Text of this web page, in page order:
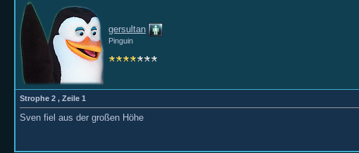
gersultan
Pinguin
Strophe 2 , Zeile 1
Sven fiel aus der großen Höhe